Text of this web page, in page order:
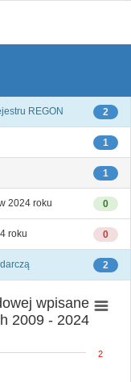
2
REGON
1
1
0
2024 roku
0
roku
2
wpisane
2009 - 2024
2